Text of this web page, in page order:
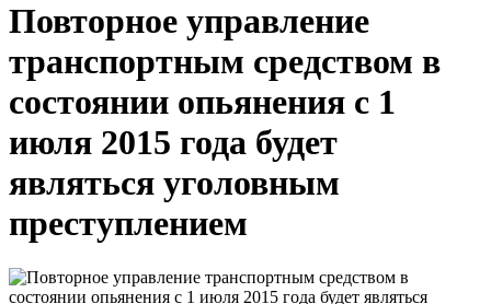
Повторное управление
транспортным средством в
состоянии опьянения с 1
июля 2015 года будет
являться уголовным
преступлением